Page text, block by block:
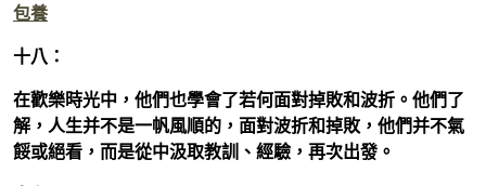
包養
十八：
在歡樂時光中，他們也學會了若何面對掉敗和波折。他們了
解，人生并不是一帆風順的，面對波折和掉敗，他們并不氣
餒或絕看，而是從中汲取教訓、經驗，再次出發。